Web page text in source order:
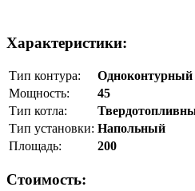
Характеристики:
Тип контура:
Одноконтурный
Мощность:
45
Тип котла:
Тип установки: Напольный
Площадь:
200
Стоимость: